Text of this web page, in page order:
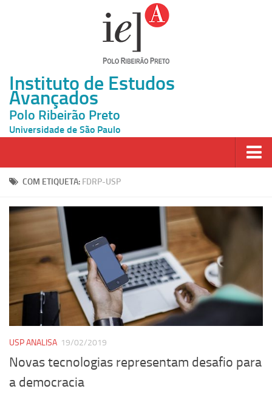
Instituto de Estudos
Avançados
Polo Ribeirão Preto
Universidade de São Paulo
Página Inicial
Atividades
Cátedras
Pesquisa
Grupos de Estudo
Grupo de Estudos Avançados em Tecnologia e Informação
em Saúde com foco em Populações Vulneráveis
COM ETIQUETA: FDRP-USP
USP ANALISA 19/02/2019
Novas tecnologias representam desafio para
a democracia